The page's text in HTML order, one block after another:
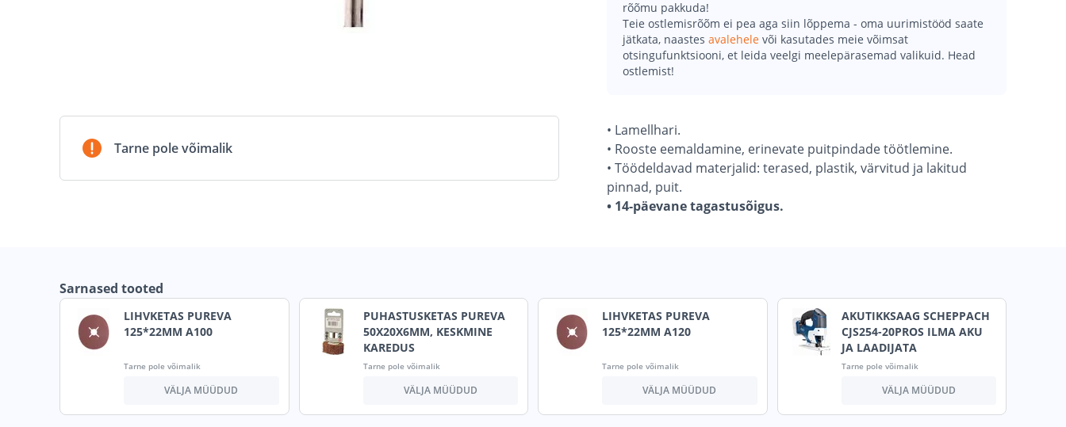
Tarne pole võimalik
rõõmu pakkuda!
Teie ostlemisrõõm ei pea aga siin lõppema - oma uurimistööd saate
jätkata, naastes avalehele või kasutades meie võimsat
otsingufunktsiooni, et leida veelgi meelepärasemad valikuid. Head
ostlemist!
• Lamellhari.
• Rooste eemaldamine, erinevate puitpindade töötlemine.
• Töödeldavad materjalid: terased, plastik, värvitud ja lakitud
pinnad, puit.
• 14-päevane tagastusõigus.
Sarnased tooted
LIHVKETAS PUREVA
125*22MM A100
Tarne pole võimalik
VÄLJA MÜÜDUD
PUHASTUSKETAS PUREVA
50X20X6MM, KESKMINE
KAREDUS
Tarne pole võimalik
VÄLJA MÜÜDUD
LIHVKETAS PUREVA
125*22MM A120
Tarne pole võimalik
VÄLJA MÜÜDUD
AKUTIKKSAAG SCHEPPACH
CJS254-20PROS ILMA AKU
JA LAADIJATA
Tarne pole võimalik
VÄLJA MÜÜDUD